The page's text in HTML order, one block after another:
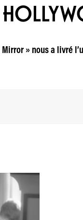
» nous a livré